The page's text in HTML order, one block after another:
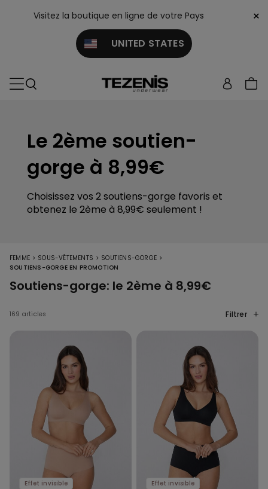
Visitez la boutique en ligne de votre Pays
UNITED STATES
×
Le 2ème soutien-
gorge à 8,99€
Choisissez vos 2 soutiens-gorge favoris et
obtenez le 2ème à 8,99€ seulement !
FEMME > SOUS-VÊTEMENTS > SOUTIENS-GORGE >
SOUTIENS-GORGE EN PROMOTION
Soutiens-gorge: le 2ème à 8,99€
169 articles Filtrer
Effet invisible
Effet invisible